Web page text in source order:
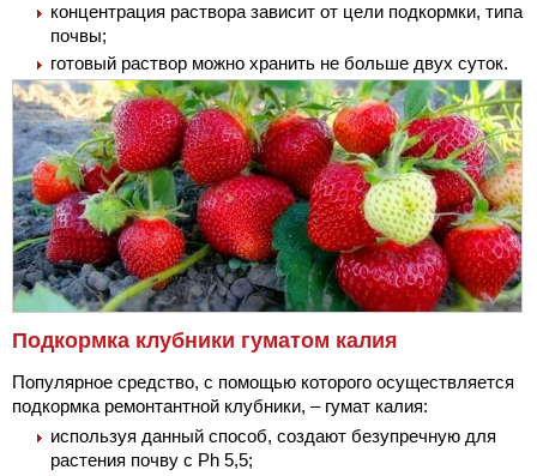
концентрация раствора зависит от цели подкормки, типа
почвы;
готовый раствор можно хранить не больше двух суток.
Подкормка клубники гуматом калия
Популярное средство, с помощью которого осуществляется
подкормка ремонтантной клубники, – гумат калия:
используя данный способ, создают безупречную для
растения почву с Ph 5,5;